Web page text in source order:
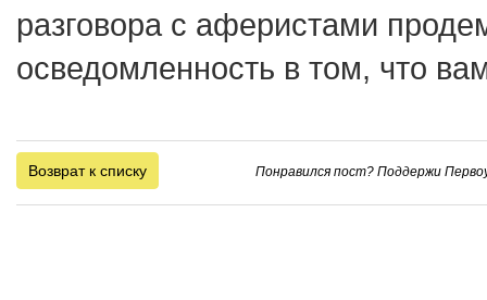
разговора с аферистами
осведомленность в том, что
Возврат к списку Понравился пост? Поддержи